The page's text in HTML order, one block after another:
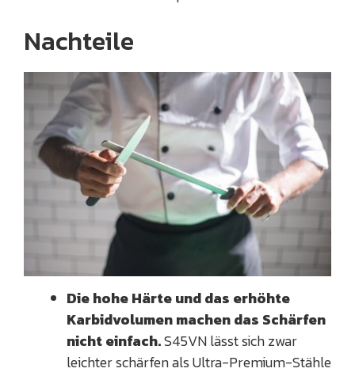
Nachteile
Die hohe Härte und das erhöhte
Karbidvolumen machen das Schärfen
nicht einfach.S45VN lässt sich zwar
leichter schärfen als Ultra-Premium-Stähle